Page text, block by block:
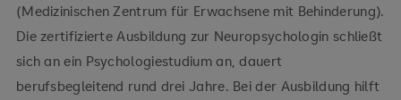
(Medizinischen Zentrum für Erwachsene mit Behinderung).
Die zertifizierte Ausbildung zur Neuropsychologin schließt
sich an ein Psychologiestudium an, dauert
berufsbegleitend rund drei Jahre. Bei der Ausbildung hilft